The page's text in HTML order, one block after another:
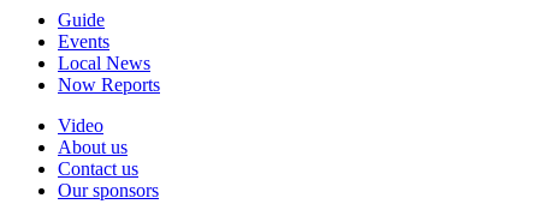
Guide
Events
Local News
Now Reports
Video
About us
Contact us
Our sponsors